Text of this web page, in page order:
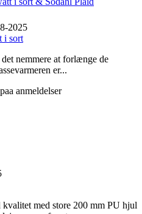
2025
i sort
nemmere at forlænge de
er...
anmeldelser
med store 200 mm PU hjul